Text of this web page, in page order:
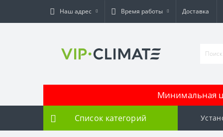
Наш адрес Время работы Доставка
Минимальная
Список категорий